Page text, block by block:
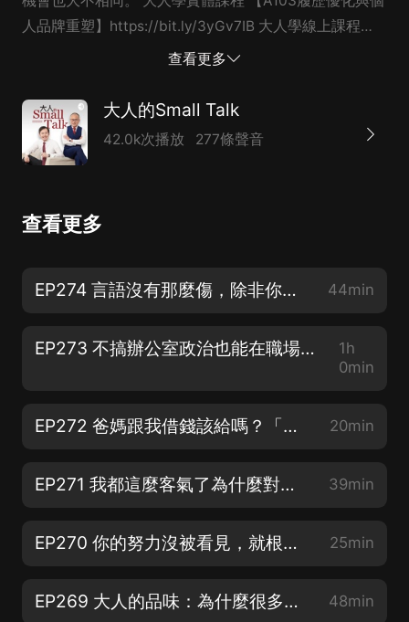
人品牌重塑】https://bit.ly/3yGv7IB 大人學線上課程
【V018用經營公司的思維經營你的人生】
問&合作信箱：podcast@ftpm.com.tw 如果你喜歡我們
的節目，歡迎贊助我們：https://bit.ly/3kskVsZ 如果你
喜歡這集節目，歡迎到Apple Podcast給我們五星評價，
https://www.instagram.com/da.ren.cademy/ 大人學網
查看更多
大人的Small Talk
42.0k次播放 277條聲音
查看更多
EP274 言語沒有那麼傷，除非你相信它——關於深埋心中的那些「羞辱創傷」｜諮商心理師 週慕姿 專訪 44min
EP273 不搞辦公室政治也能在職場生存的方法｜管理顧問 張敏敏 專訪
1h
0min
EP272 爸媽跟我借錢該給嗎？「孝順」不是無限付出，以關心破解親情困境 20min
EP271 我都這麼客氣了為什麼對方還是拒絕我？因為你高估了「和善」的價值，低估了「互惠」的重要！ 39min
EP270 你的努力沒被看見，就根本沒有價值 25min
EP269 大人的品味：為什麼很多女生都愛精品包？它的魅力與價值該怎麼看？｜品牌視覺陳列師 Jackie 專訪 48min